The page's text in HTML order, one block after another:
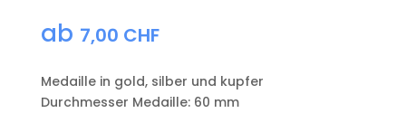
ab 7,00 CHF
Medaille in gold, silber und kupfer
​Durchmesser Medaille: 60 mm